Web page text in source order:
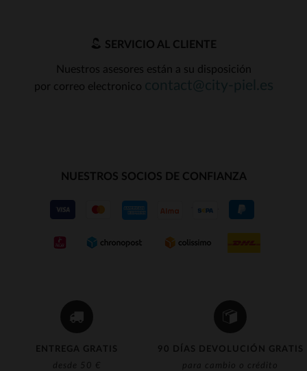
ENTREGA GRATIS
desde 50 €
90 DÍAS DEVOLUCIÓN GRATIS
para cambio o crédito
SERVICIO AL CLIENTE
Nuestros asesores están a su disposición
por correo electronico
NUESTROS SOCIOS DE CONFIANZA